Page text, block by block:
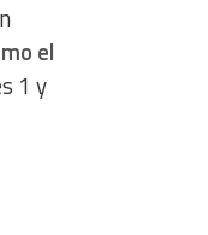
el
1 y